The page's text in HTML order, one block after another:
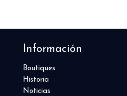
Información
Boutiques
Historia
Noticias